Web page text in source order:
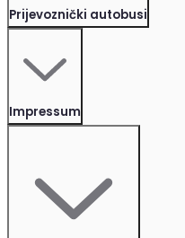
Prijevoznički autobusi
Impressum